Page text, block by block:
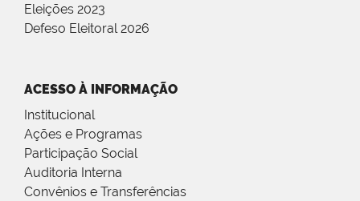
Eleições 2023
Defeso Eleitoral 2026
ACESSO À INFORMAÇÃO
Institucional
Ações e Programas
Participação Social
Auditoria Interna
Convênios e Transferências